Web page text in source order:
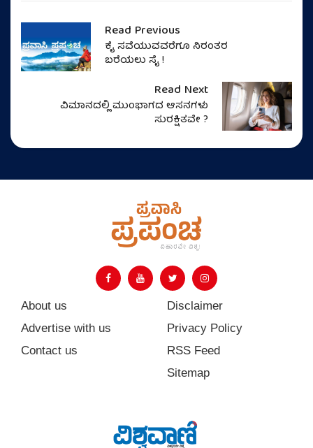
Read Previous
ಕೈ ಸವೆಯುವವರೆಗೂ ನಿರಂತರ
ಬರೆಯಲು ಸೈ !
Read Next
ವಿಮಾನದಲ್ಲಿ ಮುಂಭಾಗದ ಆಸನಗಳು
ಸುರಕ್ಷಿತವೇ ?
About us
Advertise with us
Contact us
Disclaimer
Privacy Policy
RSS Feed
Sitemap